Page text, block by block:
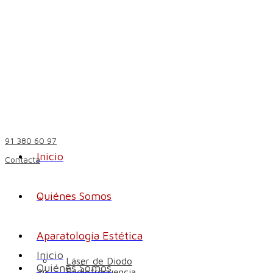
91 380 60 97
ContactaInicio
Quiénes Somos
Aparatología Estética
Láser de Diodo
Inicio
Quiénes Somos